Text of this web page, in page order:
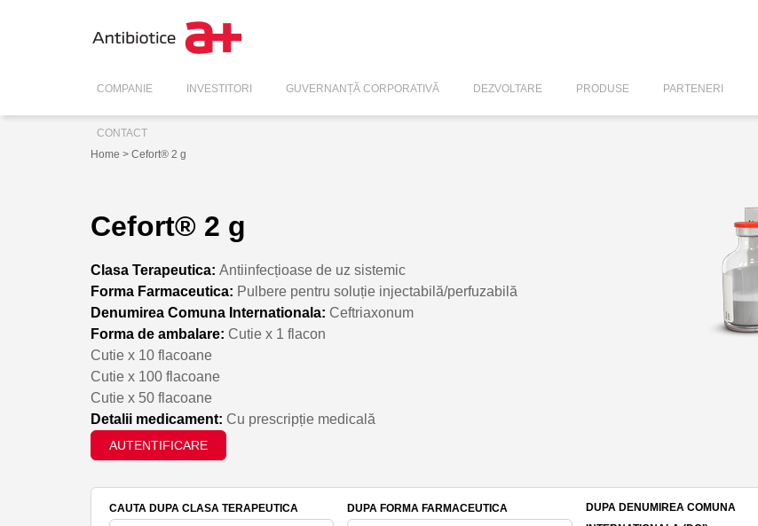
COMPANIE INVESTITORI GUVERNANȚĂ CORPORATIVĂ DEZVOLTARE PRODUSE PARTENERI
CONTACT
Home > Cefort® 2 g
Cefort® 2 g
Clasa Terapeutica: Antiinfecțioase de uz sistemic
Forma Farmaceutica: Pulbere pentru soluție injectabilă/perfuzabilă
Denumirea Comuna Internationala: Ceftriaxonum
Forma de ambalare: Cutie x 1 flacon
Cutie x 10 flacoane
Cutie x 100 flacoane
Cutie x 50 flacoane
Detalii medicament: Cu prescripție medicală
AUTENTIFICARE
CAUTA DUPA CLASA TERAPEUTICA DUPA FORMA FARMACEUTICA
DUPA DENUMIREA COMUNA